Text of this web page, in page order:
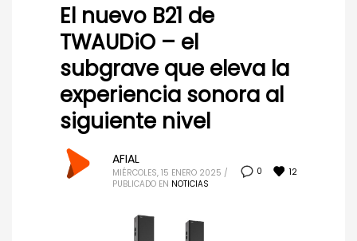
El nuevo B21 de
TWAUDiO – el
subgrave que eleva la
experiencia sonora al
siguiente nivel
0 12
AFIAL
MIÉRCOLES, 15 ENERO 2025 /
PUBLICADO EN NOTICIAS